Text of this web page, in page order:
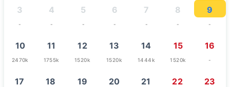
3
-
4
-
5
-
6
-
7
-
8
-
9
-
10
2470k
11
1755k
12
1520k
13
1520k
14
1444k
15
1520k
16
-
17 18 19 20 21 22 23